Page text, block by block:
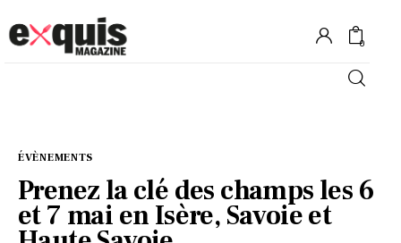
0
Gastronomie
Recettes
ÉVÈNEMENTS
Prenez la clé des champs les 6
et 7 mai en Isère, Savoie et